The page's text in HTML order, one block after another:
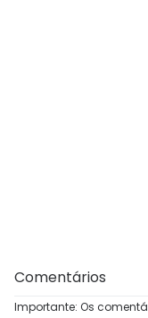
Comentários
Importante: Os